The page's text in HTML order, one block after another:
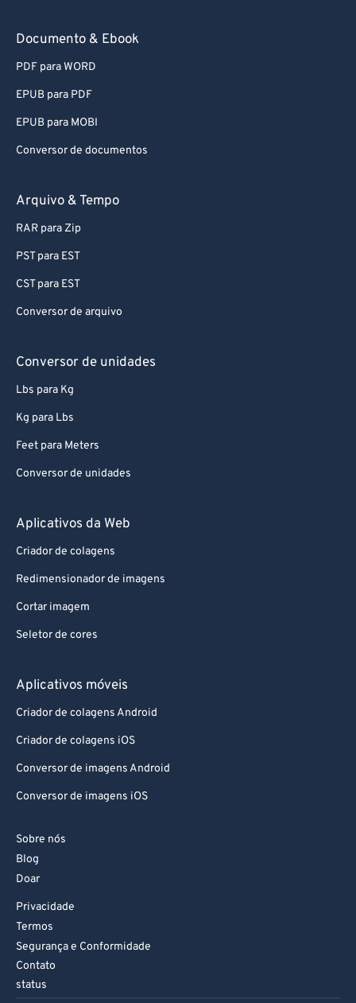
Documento & Ebook
PDF para WORD
EPUB para PDF
EPUB para MOBI
Conversor de documentos
Arquivo & Tempo
RAR para Zip
PST para EST
CST para EST
Conversor de arquivo
Conversor de unidades
Lbs para Kg
Kg para Lbs
Feet para Meters
Conversor de unidades
Aplicativos da Web
Criador de colagens
Redimensionador de imagens
Cortar imagem
Seletor de cores
Aplicativos móveis
Criador de colagens Android
Criador de colagens iOS
Conversor de imagens Android
Conversor de imagens iOS
Sobre nós
Blog
Doar
Privacidade
Termos
Segurança e Conformidade
Contato
status